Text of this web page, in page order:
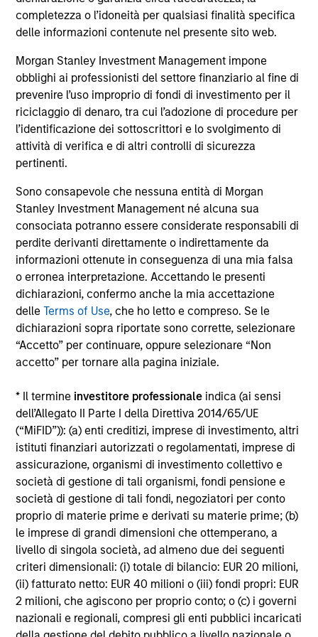
completezza o l’idoneità per qualsiasi finalità specifica
delle informazioni contenute nel presente sito web.
Morgan Stanley Investment Management impone
obblighi ai professionisti del settore finanziario al fine di
prevenire l’uso improprio di fondi di investimento per il
riciclaggio di denaro, tra cui l’adozione di procedure per
l’identificazione dei sottoscrittori e lo svolgimento di
attività di verifica e di altri controlli di sicurezza
pertinenti.
Sono consapevole che nessuna entità di Morgan
Stanley Investment Management né alcuna sua
consociata potranno essere considerate responsabili di
perdite derivanti direttamente o indirettamente da
informazioni ottenute in conseguenza di una mia falsa
o erronea interpretazione. Accettando le presenti
dichiarazioni, confermo anche la mia accettazione
delleTerms of Use, che ho letto e compreso. Se le
dichiarazioni sopra riportate sono corrette, selezionare
“Accetto” per continuare, oppure selezionare “Non
accetto” per tornare alla pagina iniziale.
* Il termine investitore professionale indica (ai sensi
dell’Allegato II Parte I della Direttiva 2014/65/UE
(“MiFID”)): (a) enti creditizi, imprese di investimento, altri
istituti finanziari autorizzati o regolamentati, imprese di
assicurazione, organismi di investimento collettivo e
società di gestione di tali organismi, fondi pensione e
società di gestione di tali fondi, negoziatori per conto
proprio di materie prime e derivati su materie prime; (b)
le imprese di grandi dimensioni che ottemperano, a
livello di singola società, ad almeno due dei seguenti
criteri dimensionali: (i) totale di bilancio: EUR 20 milioni,
(ii) fatturato netto: EUR 40 milioni o (iii) fondi propri: EUR
2 milioni, che agiscono per proprio conto; o (c) i governi
nazionali e regionali, compresi gli enti pubblici incaricati
all’emissione e al rimborso delle azioni. La fonte di tutti i
dati relativi alle performance e agli indici è Morgan Stanley
Investment Management Limited (“MSIM Ltd”).
Il valore degli investimenti e i proventi da essi derivanti
possono aumentare come diminuire e un investitore può
non
recuperare l'importo investito.
I dati di performance per i comparti con track record
inferiore a un anno non sono illustrati. Le performance sono
calcolate al netto delle commissioni. I dati di performance
da inizio anno non sono annualizzati. Le performance di
altre classi di azioni, se disponibili, potrebbero essere
diverse. Prima di investire si consiglia di valutare
attentamente gli obiettivi d’investimento, i rischi, le
commissioni e le spese del comparto.
Il ricorso alla leva aumenta i rischi: una variazione
relativamente contenuta nel valore di un investimento può
determinare una variazione molto più elevata, sia in senso
positivo che negativo, nel valore di quell’investimento e, di
conseguenza, nel valore del Comparto.
Alcuni documenti disponibili in questo sito possono
riguardare più comparti della gamma Morgan Stanley
Investment Funds. Si fa presente che non tutti i comparti
sono disponibili per le persone residenti nelle giurisdizioni
in cui tale distribuzione o disponibilità sia contraria alle
leggi o ai regolamenti locali.
Più alta è la categoria (1-7), maggiore è il potenziale di
rendimento, ma anche il rischio di perdere l’investimento.
La categoria 1 non indica un investimento privo di rischio. Si
rimanda al Documento contenente informazioni chiave per
gli investitori (KIID), nella sezione Risorse, per il rating di
rischio specifico per le classi di azioni e le avvertenze.
Il Morningstar Rating™,o “star rating” viene calcolato per i
prodotti gestiti (inclusi fondi comuni, sottoconti di rendite
variabili e polizze vita variabili, exchange-traded fund, fondi
chiusi e conti separati) con uno storico minimo di tre anni.
Gli exchange-traded fund e i fondi comuni aperti sono
considerati come un’unica categoria a fini comparativi. Il
rating viene calcolato sulla base di una misura del